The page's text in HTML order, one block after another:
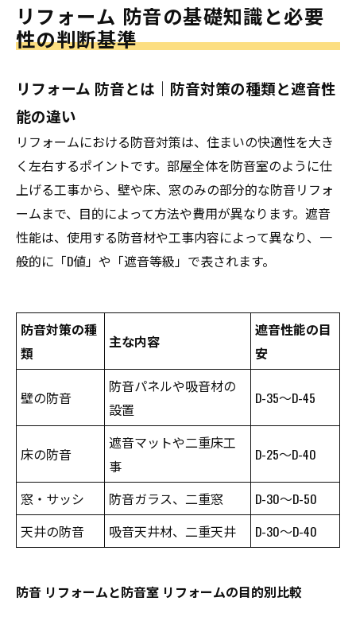
会社概要
リフォーム 防音の基礎知識と必要
性の判断基準
リフォーム 防音とは｜防音対策の種類と遮音性
能の違い
リフォームにおける防音対策は、住まいの快適性を大き
く左右するポイントです。部屋全体を防音室のように仕
上げる工事から、壁や床、窓のみの部分的な防音リフォ
ームまで、目的によって方法や費用が異なります。遮音
性能は、使用する防音材や工事内容によって異なり、一
般的に「D値」や「遮音等級」で表されます。
防音対策の種
類
主な内容
遮音性能の目
安
壁の防音
防音パネルや吸音材の
設置
D-35〜D-45
床の防音
遮音マットや二重床工
事
D-25〜D-40
窓・サッシ 防音ガラス、二重窓
D-30〜D-50
天井の防音
吸音天井材、二重天井 D-30〜D-40
防音 リフォームと防音室 リフォームの目的別比較